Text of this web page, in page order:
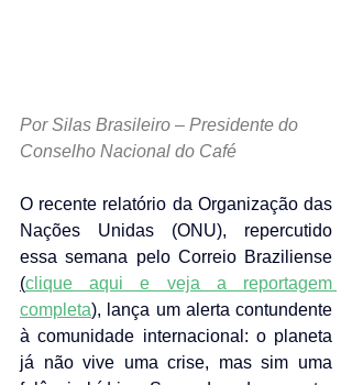
Por Silas Brasileiro – Presidente do
Conselho Nacional do Café
O recente relatório da Organização das
Nações Unidas (ONU), repercutido
(clique aqui e veja a reportagem
completa), lança um alerta contundente
à comunidade internacional: o planeta
já não vive uma crise, mas sim uma